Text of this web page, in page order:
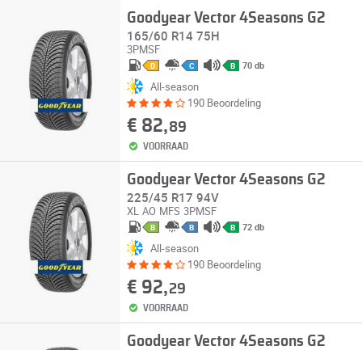
Goodyear Vector 4Seasons G2
165/60 R14 75H
3PMSF
D C B 70 db
All-season
190 Beoordeling
€ 82,89
VOORRAAD
Goodyear Vector 4Seasons G2
225/45 R17 94V
XL AO MFS 3PMSF
B B B 72 db
All-season
190 Beoordeling
€ 92,29
VOORRAAD
Goodyear Vector 4Seasons G2